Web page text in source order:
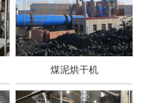
煤泥烘干机